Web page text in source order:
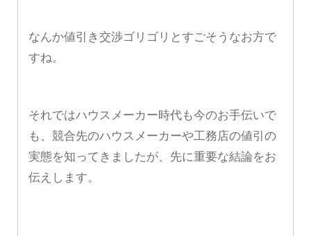
なんか値引き交渉ゴリゴリとすごそうなお方で
すね。
それではハウスメーカー時代も今のお手伝いで
も、競合先のハウスメーカーや工務店の値引の
実態を知ってきましたが、先に重要な結論をお
伝えします。